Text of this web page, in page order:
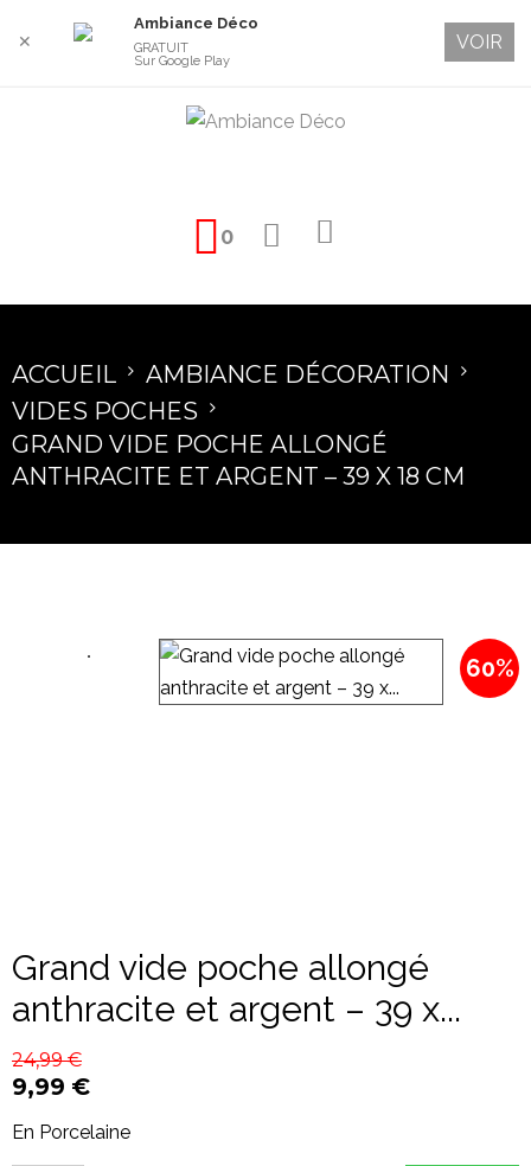
0
ACCUEIL
AMBIANCE DÉCORATION
VIDES POCHES
GRAND VIDE POCHE ALLONGÉ
ANTHRACITE ET ARGENT – 39 X 18 CM
60%
Grand vide poche allongé
anthracite et argent – 39 x...
24,99€
9,99 €
En Porcelaine
✕
Ambiance Déco
GRATUIT
Sur Google Play
VOIR